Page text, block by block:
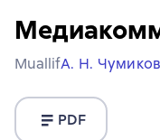
MuallifА. Н. Чумиков
PDF